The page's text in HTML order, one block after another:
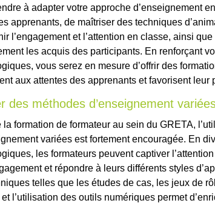
à adapter votre approche d’enseignement
apprenants, de maîtriser des techniques
l’engagement et l’attention en classe, ainsi
les acquis des participants. En renforçant
vous serez en mesure d’offrir des
aux attentes des apprenants et favorisent leur
des méthodes d’enseignement
la formation de formateur au sein du GRETA,
variées est fortement encouragée. En
les formateurs peuvent captiver
et répondre à leurs différents styles
telles que les études de cas, les jeux de
l’utilisation des outils numériques permet